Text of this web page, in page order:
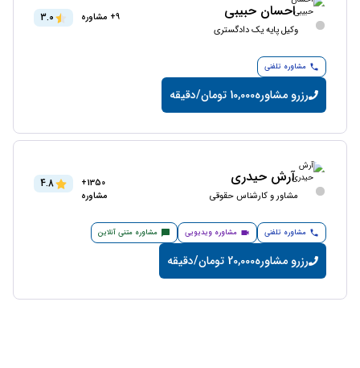
احسان حبیبی
وکیل پایه یک دادگستری
9+ مشاوره 3.0
مشاوره تلفنی
رزرو مشاوره10,000 تومان/دقیقه
آرش حیدری
مشاور و کارشناس حقوقی
1350+
مشاوره
4.8
مشاوره تلفنی مشاوره ویدیویی مشاوره متنی آنلاین
رزرو مشاوره20,000 تومان/دقیقه